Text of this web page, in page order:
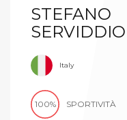
STEFANO
SERVIDDIO
Italy
100% SPORTIVITÀ